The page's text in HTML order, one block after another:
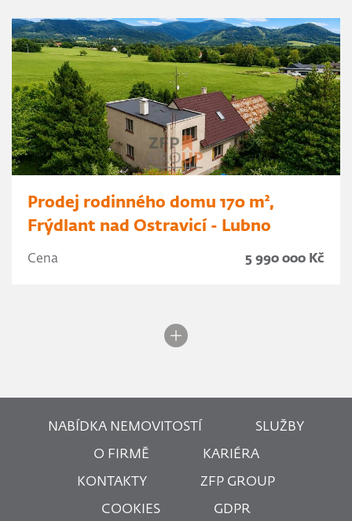
Prodej rodinného domu 170 m²,
Frýdlant nad Ostravicí - Lubno
Cena 5 990 000 Kč
NABÍDKA NEMOVITOSTÍ SLUŽBY
O FIRMĚ KARIÉRA
KONTAKTY ZFP GROUP
COOKIES GDPR